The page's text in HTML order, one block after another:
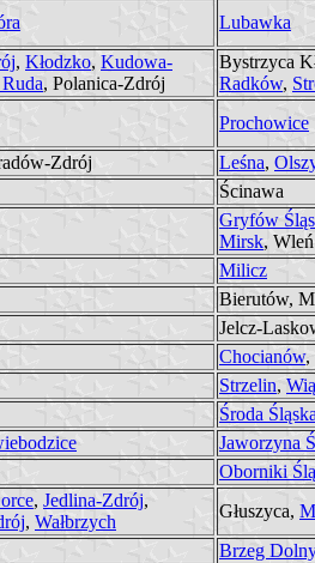
Lubawka
, Kłodzko, Kudowa-
, Polanica-Zdrój
Bystrzyca
Radków,
Prochowice
Zdrój Leśna,
Ścinawa
Gryfów
Mirsk, Wleń
Milicz
Bierutów,
Jelcz-
Chocianów,
Strzelin,
Środa
Jaworzyna
Oborniki
, Jedlina-Zdrój,
, Wałbrzych
Głuszyca,
Brzeg Dolny